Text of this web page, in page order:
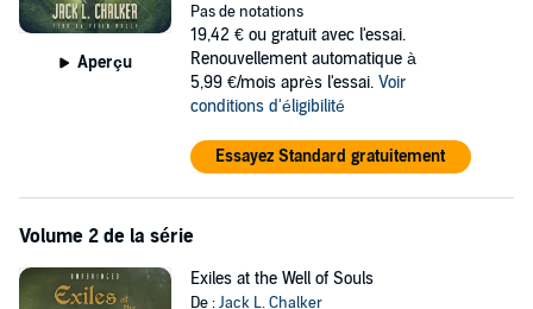
universe according to their grand design. Then they vanished and
left behind the Well World to maintain the pattern of the universe.
Now someone is searching for the planet’s hidden control room -
the Well of Souls - to seize control of the cosmos. Nathan must stop
changing them into centaurs, mermaids, and giant insects
seemingly at random. As a result, Nathan no longer recognizes his
friends, let alone his unknown enemies. His task seems hopeless -
who he really is.
©1982 Jack L. Chalker (P)2013 Blackstone Audio, Inc.
Aperçu
Pas de notations
19,42 € ou gratuit avec l'essai.
Renouvellement automatique à
5,99 €/mois après l'essai. Voir
conditions d'éligibilité
Essayez Standard gratuitement
Volume 2 de la série
Exiles at the Well of Souls
De :Jack L. Chalker